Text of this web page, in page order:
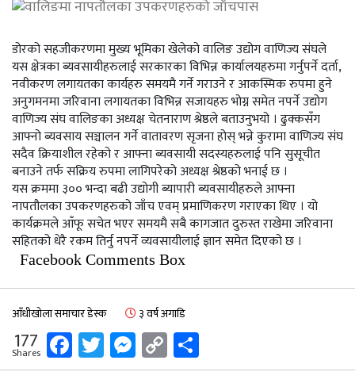
डोरको सहजीकरणमा मुख्य भूमिका खेलेको वालिङ उद्योग वाणिज्य संघले
यस क्षेत्रका ब्यवसायीहरुलाई सरकारका विभिन्न कार्यालयहरुमा गर्नुपर्ने दर्ता,
नवीकरण लगायतका कार्यहरु समयमै गर्ने गराउने र आकस्मिक रुपमा हुने
अनुगमनमा जरिवाना लगायतका विभिन्न सजायहरु भोग्न समेत नपर्ने उद्योग
वाणिज्य संघ वालिङका अध्यक्ष चेतनाराण श्रेष्ठले बताउनुभयो । ढुक्कसँग
आफ्नो ब्यवसाय सञ्चालन गर्ने वातावरण सृजना होस् भन्ने कुरामा वाणिज्य संघ
सदैव क्रियाशील रहेको र आफ्ना ब्यवसायी सदस्यहरुलाई पनि सुसूचीत
बनाउने तर्फ सक्रिय रुपमा लागिपरेको अध्यक्ष श्रेष्ठको भनाई छ ।
यस क्रममा ३०० भन्दा बढी उद्योगी ब्यापारी ब्यवसायीहरुले आफ्ना
नापतौलका उपकरणहरुको जाँच एवम् प्रमाणिकरण गराएका थिए । यो
कार्यक्रमले आँफू सचेत भएर समयमै सबै कागजात दुरुस्त राखेमा जरिवाना
सहितको धेरै रकम तिर्नु नपर्ने व्यवसायीलाई ज्ञान समेत दिएको छ ।
Facebook Comments Box
आँधीखोला समाचार डेस्क ३ वर्ष अगाडि
177
Shares Facebook
Twitter
Messenger
Copy
Link